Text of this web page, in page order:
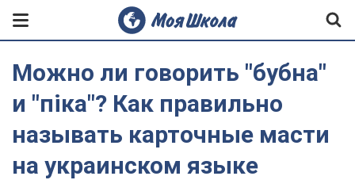
Можно ли говорить "бубна"
и "піка"? Как правильно
называть карточные масти
на украинском языке